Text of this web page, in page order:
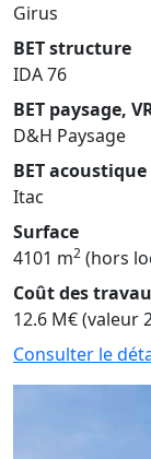
Girus
BET structure
IDA 76
BET paysage,
D&H Paysage
BET acoustique
Itac
Surface
4101 m2 (hors
Coût des
12.6 M€ (valeur
Consulter le